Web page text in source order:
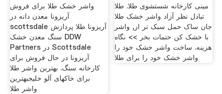
واشر خشک طلا برای فروش
آریزونا معدن دانه در
scottsdale آریزونا طلا پردازش
سنگ معدن خشک DDW
Partners در Scottsdale
آریزونا در حال فروش برای
کارخانه سنگ. بهترین واشر طلا
برای خاکهای آلو خلیجبهترین
واشر طلا
مینی کارخانه شستشوی طلا. طلا
تبادل نظر آزاد واشر خشک طلا
جان ساک حمل سبک تر از, واشر
با خشک کن حتمات بخر >> نگاه
هزینه. ساخت واشر خشک خود را
واشر خشک خود را برای طلا